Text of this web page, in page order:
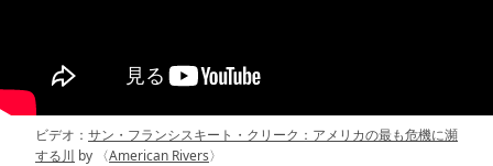
ビデオ： サン・フランシスキート・クリーク：アメリカの最も危機に瀕
する川 by 〈American Rivers〉